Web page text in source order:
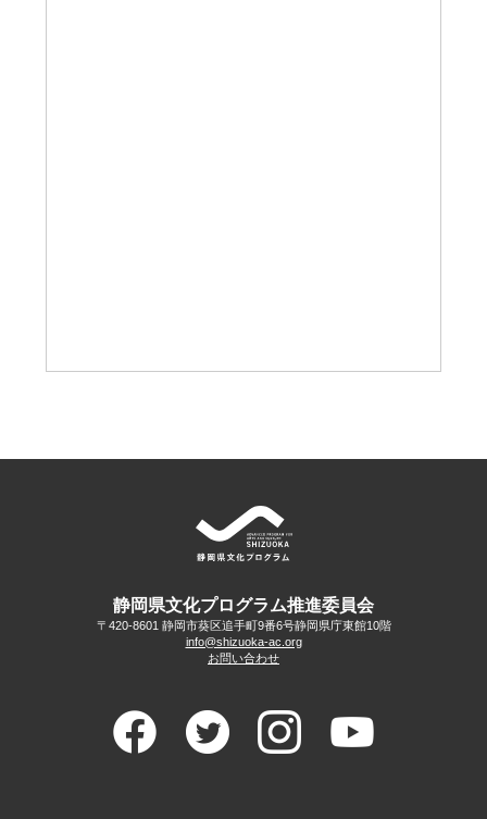
静岡県文化プログラム推進委員会
〒420-8601 静岡市葵区追手町9番6号静岡県庁東館10階
info@shizuoka-ac.org
お問い合わせ